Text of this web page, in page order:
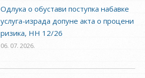
Одлука о обустави поступка набавке
услуга-израда допуне акта о процени
ризика, НН 12/26
06. 07. 2026.